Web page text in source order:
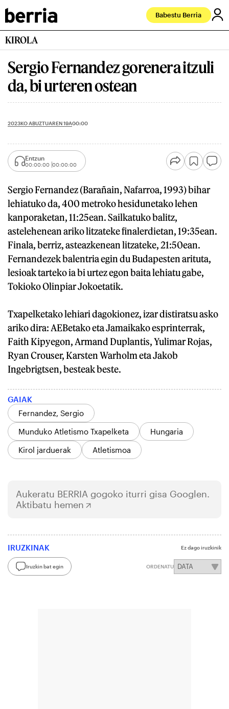
Babestu Berria
KIROLA
Sergio Fernandez gorenera itzuli
da, bi urteren ostean
2023KO ABUZTUAREN 19A00:00
Entzun
00:00:00 00:00:00
Sergio Fernandez (Barañain, Nafarroa, 1993) bihar
lehiatuko da, 400 metroko hesidunetako lehen
kanporaketan, 11:25ean. Sailkatuko balitz,
astelehenean ariko litzateke finalerdietan, 19:35ean.
Finala, berriz, asteazkenean litzateke, 21:50ean.
Fernandezek balentria egin du Budapesten arituta,
lesioak tarteko ia bi urtez egon baita lehiatu gabe,
Tokioko Olinpiar Jokoetatik.
Txapelketako lehiari dagokionez, izar distiratsu asko
ariko dira: AEBetako eta Jamaikako esprinterrak,
Faith Kipyegon, Armand Duplantis, Yulimar Rojas,
Ryan Crouser, Karsten Warholm eta Jakob
Ingebrigtsen, besteak beste.
GAIAK
Fernandez, Sergio
Munduko Atletismo Txapelketa
Hungaria
Kirol jarduerak
Atletismoa
Aukeratu BERRIA gogoko iturri gisa Googlen.
Aktibatu hemen
IRUZKINAK Ez dago iruzkinik
Iruzkin bat egin ORDENATU